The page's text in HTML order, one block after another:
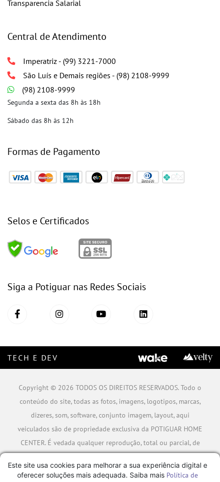
Transparencia Salarial
Central de Atendimento
Imperatriz - (99) 3221-7000
São Luís e Demais regiões - (98) 2108-9999
(98) 2108-9999
Segunda a sexta das 8h às 18h
Sábado das 8h às 12h
Formas de Pagamento
Selos e Certificados
Siga a Potiguar nas Redes Sociais
TECH E DEV
Copyright © 2026 TODOS OS DIREITOS RESERVADOS. Todo o
conteúdo do site, todas as fotos, imagens, logotipos, marcas,
dizeres, som, software, conjunto imagem, layout, aqui
veiculados são de propriedade exclusiva da POTIGUAR HOME
CENTER. É vedada qualquer reprodução, total ou parcial, de
A violação de qualquer direito mencionado implicará na
Este site usa cookies para melhorar a sua experiência digital e
oferecer soluções mais adequada. Saiba mais Política de